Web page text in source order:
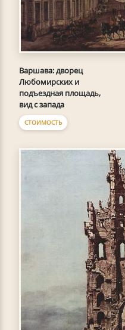
Варшава: дворец
Любомирских и
подъездная площадь,
вид с запада
СТОИМОСТЬ